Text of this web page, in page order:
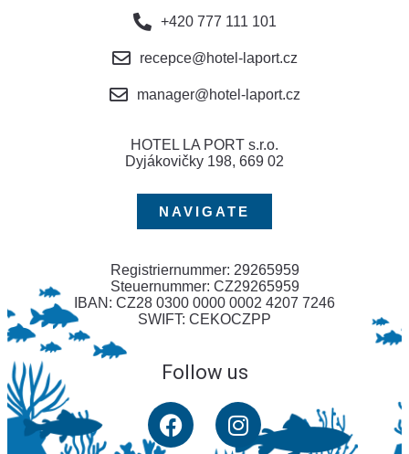
+420 777 111 101
recepce@hotel-laport.cz
manager@hotel-laport.cz
HOTEL LA PORT s.r.o.
Dyjákovičky 198, 669 02
NAVIGATE
Registriernummer: 29265959
Steuernummer: CZ29265959
IBAN: CZ28 0300 0000 0002 4207 7246
SWIFT: CEKOCZPP
Follow us